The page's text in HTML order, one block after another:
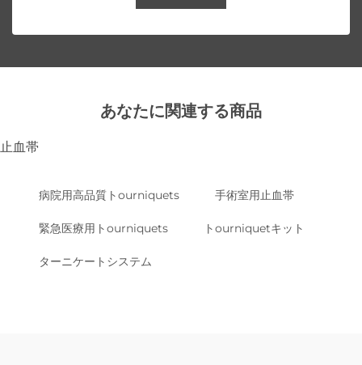
あなたに関連する商品
止血帯
病院用高品質トourniquets 手術室用止血帯
緊急医療用トourniquets トourniquetキット
ターニケートシステム